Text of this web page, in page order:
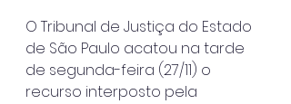
O Tribunal de Justiça do Estado
de São Paulo acatou na tarde
de segunda-feira (27/11) o
recurso interposto pela